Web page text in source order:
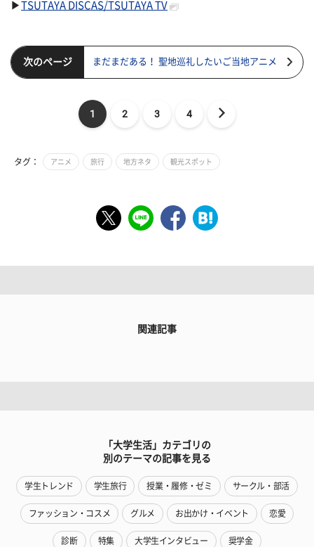
▶ TSUTAYA DISCAS/TSUTAYA TV
次のページ まだまだある！ 聖地巡礼したいご当地アニメ
1 2 3 4
タグ： アニメ 旅行 地方ネタ 観光スポット
関連記事
「大学生活」カテゴリの
別のテーマの記事を見る
学生トレンド 学生旅行 授業・履修・ゼミ サークル・部活
ファッション・コスメ グルメ お出かけ・イベント 恋愛
診断 特集 大学生インタビュー 奨学金